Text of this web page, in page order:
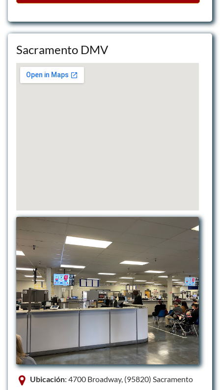
Sacramento DMV
Ubicación: 4700 Broadway, (95820) Sacramento